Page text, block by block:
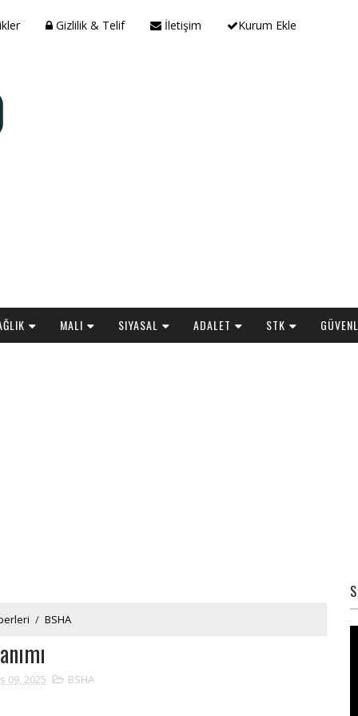
Gizlilik & Telif İletişim Kurum Ekle
MALI SIYASAL ADALET STK
/ BSHA
09, 2025 BSHA